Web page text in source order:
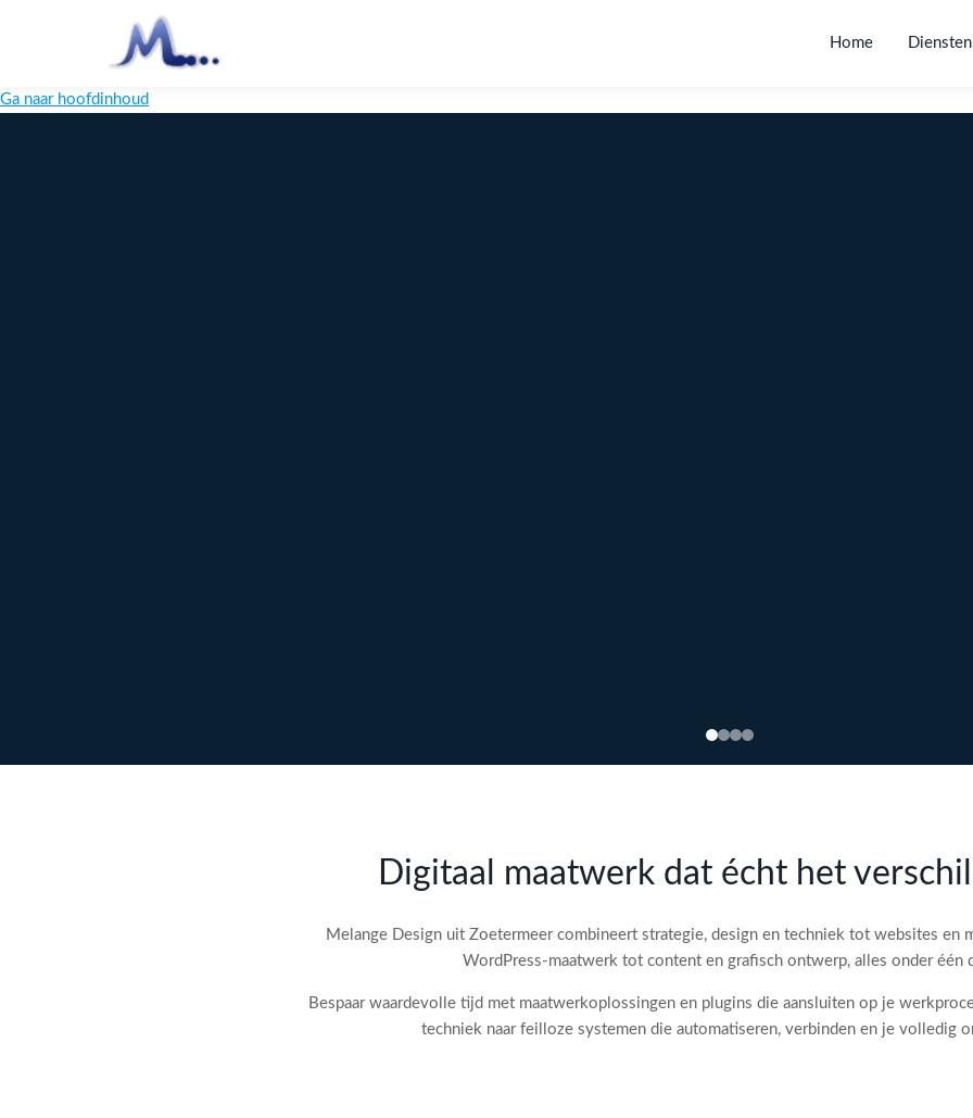
Home Diensten
Ga naar hoofdinhoud
Digitaal maatwerk dat écht het
Melange Design uit Zoetermeer combineert strategie, design en techniek tot websites en
WordPress-maatwerk tot content en grafisch ontwerp, alles onder één
Bespaar waardevolle tijd met maatwerkoplossingen en plugins die aansluiten op je
techniek naar feilloze systemen die automatiseren, verbinden en je volledig